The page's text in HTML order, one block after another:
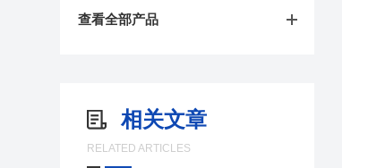
查看全部产品
相关文章
RELATED ARTICLES